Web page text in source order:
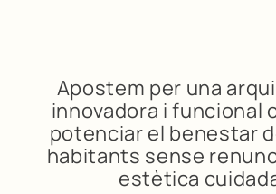
Apostem per una
innovadora i funcional
potenciar el benestar
habitants sense
estètica